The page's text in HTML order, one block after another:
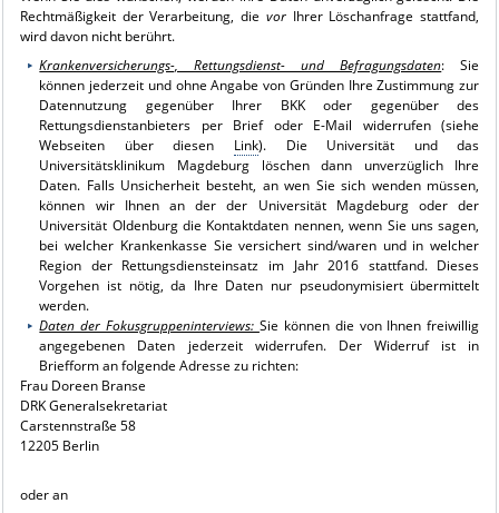
Rechtmäßigkeit der Verarbeitung, die vorIhrer Löschanfrage stattfand,
wird davon nicht berührt.
Krankenversicherungs-, Rettungsdienst- und Befragungsdaten: Sie
können jederzeit und ohne Angabe von Gründen Ihre Zustimmung zur
Datennutzung gegenüber Ihrer BKK oder gegenüber des
Rettungsdienstanbieters per Brief oder E-Mail widerrufen (siehe
Webseiten über diesen Link). Die Universität und das
Universitätsklinikum Magdeburg löschen dann unverzüglich Ihre
Daten. Falls Unsicherheit besteht, an wen Sie sich wenden müssen,
können wir Ihnen an der der Universität Magdeburg oder der
Universität Oldenburg die Kontaktdaten nennen, wenn Sie uns sagen,
bei welcher Krankenkasse Sie versichert sind/waren und in welcher
Region der Rettungsdiensteinsatz im Jahr 2016 stattfand. Dieses
Vorgehen ist nötig, da Ihre Daten nur pseudonymisiert übermittelt
werden.
Daten der Fokusgruppeninterviews: Sie können die von Ihnen freiwillig
angegebenen Daten jederzeit widerrufen. Der Widerruf ist in
Briefform an folgende Adresse zu richten:
Frau Doreen Branse
DRK Generalsekretariat
Carstennstraße 58
12205 Berlin
oder an